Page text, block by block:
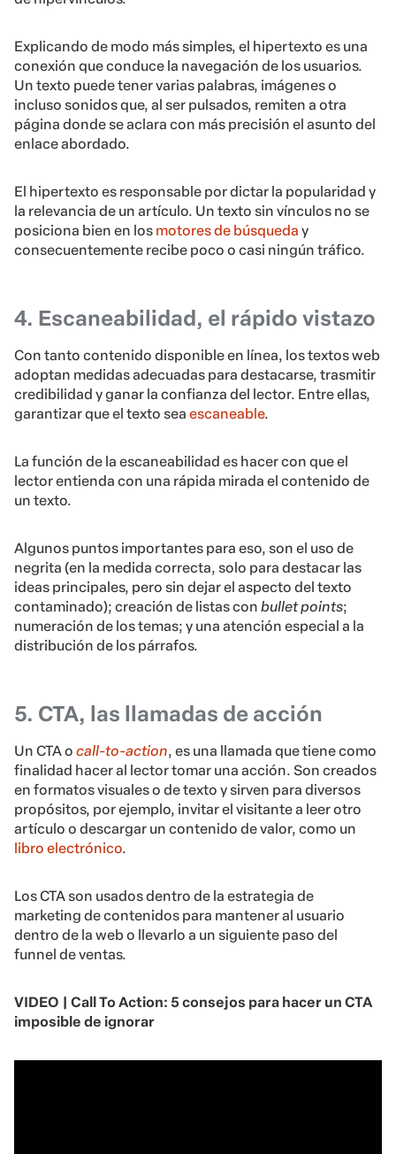
Explicando de modo más simples, el hipertexto es una
conexión que conduce la navegación de los usuarios.
Un texto puede tener varias palabras, imágenes o
incluso sonidos que, al ser pulsados, remiten a otra
página donde se aclara con más precisión el asunto del
enlace abordado.
El hipertexto es responsable por dictar la popularidad y
la relevancia de un artículo. Un texto sin vínculos no se
posiciona bien en los motores de búsqueda y
consecuentemente recibe poco o casi ningún tráfico.
4. Escaneabilidad, el rápido vistazo
Con tanto contenido disponible en línea, los textos web
adoptan medidas adecuadas para destacarse, trasmitir
credibilidad y ganar la confianza del lector. Entre ellas,
garantizar que el texto sea escaneable.
La función de la escaneabilidad es hacer con que el
lector entienda con una rápida mirada el contenido de
un texto.
Algunos puntos importantes para eso, son el uso de
negrita (en la medida correcta, solo para destacar las
ideas principales, pero sin dejar el aspecto del texto
contaminado); creación de listas con bullet points;
numeración de los temas; y una atención especial a la
distribución de los párrafos.
5. CTA, las llamadas de acción
Un CTA o call-to-action, es una llamada que tiene como
finalidad hacer al lector tomar una acción. Son creados
en formatos visuales o de texto y sirven para diversos
propósitos, por ejemplo, invitar el visitante a leer otro
artículo o descargar un contenido de valor, como un
libro electrónico.
Los CTA son usados dentro de la estrategia de
marketing de contenidos para mantener al usuario
dentro de la web o llevarlo a un siguiente paso del
funnel de ventas.
VIDEO | Call To Action: 5 consejos para hacer un CTA
imposible de ignorar